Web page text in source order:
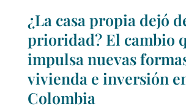
¿La casa propia dejó
prioridad? El cambio
impulsa nuevas
vivienda e inversión
Colombia